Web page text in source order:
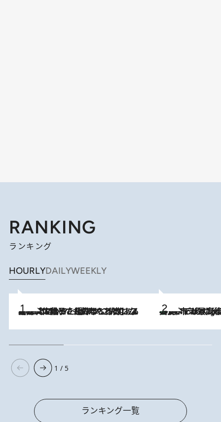
RANKING
ランキング
HOURLYDAILYWEEKLY
2026.8.5
【阿川佐和子さんの年とる力】なぜ70代で始めた趣味は“こんなに楽しい”のか？ ピアノ、俳句…スランプに陥っても続けられる“ある秘訣”とは 10 Hours Ago
美食、デザイン、ホスピタリティのすべてが最高峰！ ノルウェー第4の都市スタヴァンゲルの
1 / 5
ランキング一覧